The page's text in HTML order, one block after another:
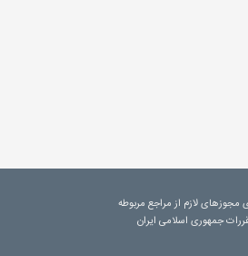
لازم از مراجع مربوطه
جمهوری اسلامی ایران